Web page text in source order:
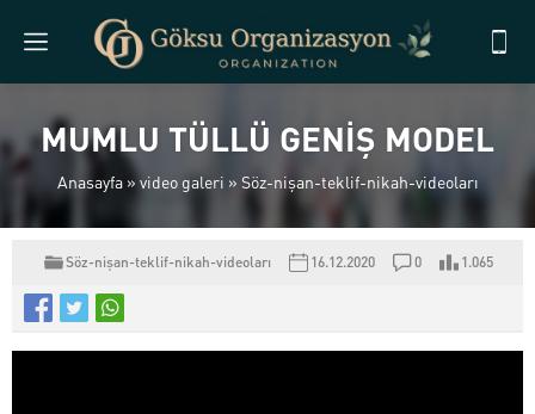
MUMLU TÜLLÜ GENİŞ MODEL
Anasayfa» video galeri » Söz-nişan-teklif-nikah-videoları
Söz-nişan-teklif-nikah-videoları 16.12.2020 0 1.065